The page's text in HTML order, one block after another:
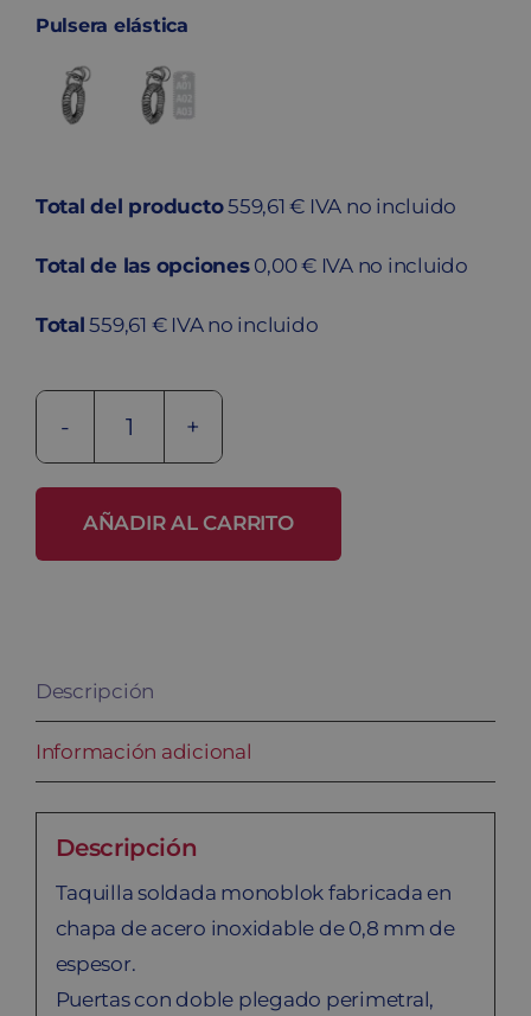
Pulsera elástica
Total del producto559,61 € IVA no incluido
Total de las opciones 0,00 € IVA no incluido
Total 559,61 € IVA no incluido
Taquilla
acero
cantidad
AÑADIR AL CARRITO
Descripción
Información adicional
Descripción
Taquilla soldada monoblok fabricada en
chapa de acero inoxidable de 0,8 mm de
espesor.
Puertas con doble plegado perimetral,